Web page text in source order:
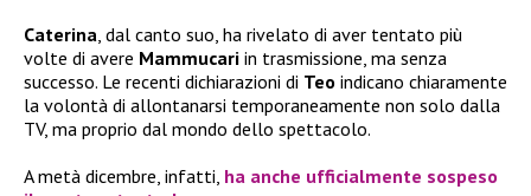
Caterina , dal canto suo, ha rivelato di aver tentato più
volte di avere Mammucari in trasmissione, ma senza
successo. Le recenti dichiarazioni di Teo indicano chiaramente
la volontà di allontanarsi temporaneamente non solo dalla
TV, ma proprio dal mondo dello spettacolo.
A metà dicembre, infatti, ha anche ufficialmente sospeso